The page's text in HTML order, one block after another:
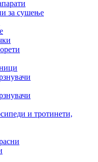
за сушење
и тротинети,